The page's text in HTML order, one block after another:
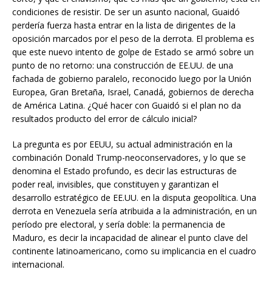
condiciones de resistir. De ser un asunto nacional, Guaidó
perdería fuerza hasta entrar en la lista de dirigentes de la
oposición marcados por el peso de la derrota. El problema es
que este nuevo intento de golpe de Estado se armó sobre un
punto de no retorno: una construcción de EE.UU. de una
fachada de gobierno paralelo, reconocido luego por la Unión
Europea, Gran Bretaña, Israel, Canadá, gobiernos de derecha
de América Latina. ¿Qué hacer con Guaidó si el plan no da
resultados producto del error de cálculo inicial?
La pregunta es por EEUU, su actual administración en la
combinación Donald Trump-neoconservadores, y lo que se
denomina el Estado profundo, es decir las estructuras de
poder real, invisibles, que constituyen y garantizan el
desarrollo estratégico de EE.UU. en la disputa geopolítica. Una
derrota en Venezuela sería atribuida a la administración, en un
período pre electoral, y sería doble: la permanencia de
Maduro, es decir la incapacidad de alinear el punto clave del
continente latinoamericano, como su implicancia en el cuadro
internacional.